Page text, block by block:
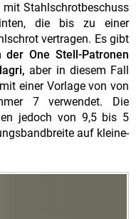
Stahlschrotbeschuss
die bis zu einer
vertragen. Es gibt
One Stell-Patronen
aber in diesem Fall
einer Vorlage von von
7 verwendet. Die
jedoch von 9,5 bis 5
auf kleine-